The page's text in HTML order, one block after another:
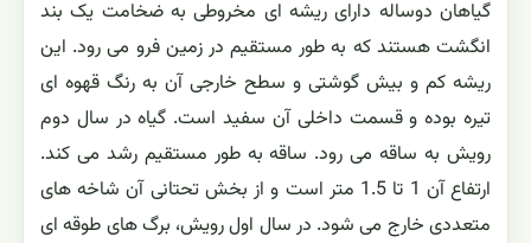
گیاهان دوساله دارای ریشه ای مخروطی به ضخامت یک بند
انگشت هستند که به طور مستقیم در زمین فرو می رود. این
ریشه کم و بیش گوشتی و سطح خارجی آن به رنگ قهوه ای
تیره بوده و قسمت داخلی آن سفید است. گیاه در سال دوم
رویش به ساقه می رود. ساقه به طور مستقیم رشد می کند.
ارتفاع آن 1 تا 1.5 متر است و از بخش تحتانی آن شاخه های
متعددی خارج می شود. در سال اول رویش، برگ های طوقه ای